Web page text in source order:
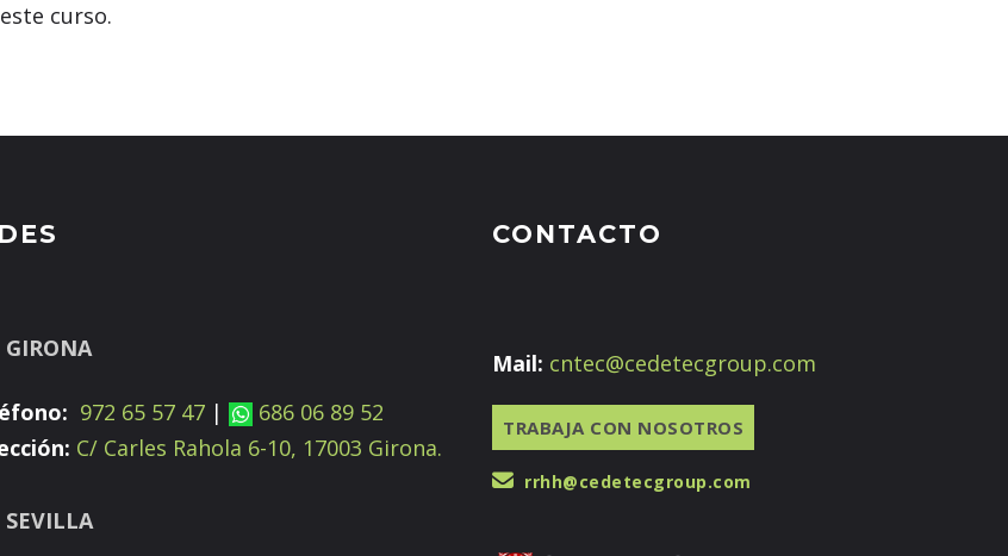
curso.
GIRONA
972 65 57 47 |
686 06 89 52
C/ Carles Rahola 6-10, 17003 Girona.
SEVILLA
CONTACTO
Mail: cntec@cedetecgroup.com
TRABAJA CON NOSOTROS
rrhh@cedetecgroup.com